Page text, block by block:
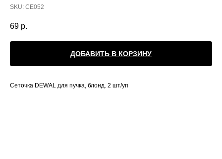
SKU: CE052
69 р.
ДОБАВИТЬ В КОРЗИНУ
Сеточка DEWAL для пучка, блонд. 2 шт/уп